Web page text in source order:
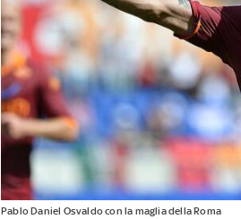
Pablo Daniel Osvaldo con la maglia della Roma